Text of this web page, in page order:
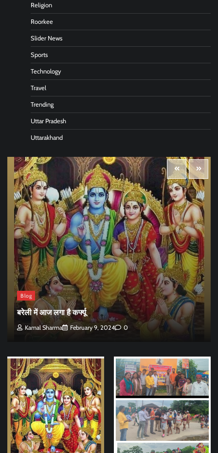
Religion
Roorkee
Slider News
Sports
Technology
Travel
Trending
Uttar Pradesh
Uttarakhand
Blog
बरेली में आज लगा है कर्फ्यू
Kamal Sharma February 9, 2024 0